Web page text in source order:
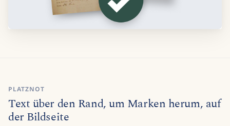
PLATZNOT
Text über den Rand, um Marken herum, auf
der Bildseite